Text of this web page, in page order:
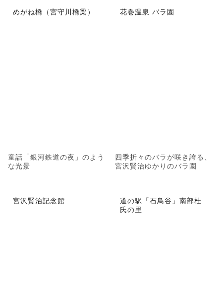
めがね橋（宮守川橋梁）
童話「銀河鉄道の夜」のよう
な光景
花巻温泉 バラ園
四季折々のバラが咲き誇る、
宮沢賢治ゆかりのバラ園
宮沢賢治記念館
道の駅「石鳥谷」南部杜
氏の里